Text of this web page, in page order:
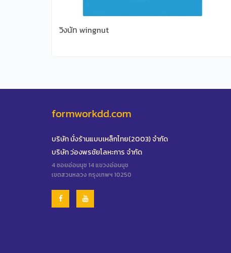
วิงนัท wingnut
formworkdd.com
บริษัท นั่งร้านแบบเหล็กไทย(2003) จำกัด
บริษัท ว่องพรชัยโลหะการ จำกัด
4 ซอยอ่อนนุช 14 แขวงอ่อนนุช
เขตสวนหลวง กรุงเทพฯ 10250